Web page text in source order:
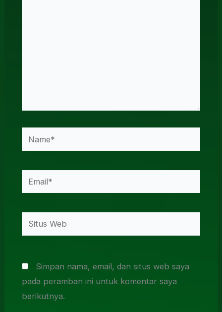
Name*
Email*
Situs
Web
Simpan nama, email, dan situs web saya
pada peramban ini untuk komentar saya
berikutnya.